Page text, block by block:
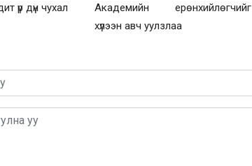
үр дүн чухал
Академийн ерөнхийлөгчийг
хүлээн авч уулзлаа